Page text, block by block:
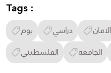
Tags :
يوم دراسي الامان
الفلسطيني
الجامعة